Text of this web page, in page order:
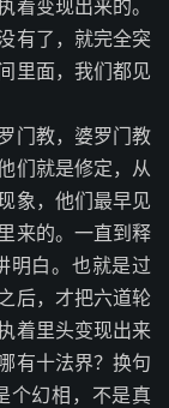
着变现出来的。
有了，就完全突
里面，我们都见
门教，婆罗门教
们就是修定，从
象，他们最早见
来的。一直到释
明白。也就是过
后，才把六道轮
着里头变现出来
有十法界？换句
个幻相，不是真